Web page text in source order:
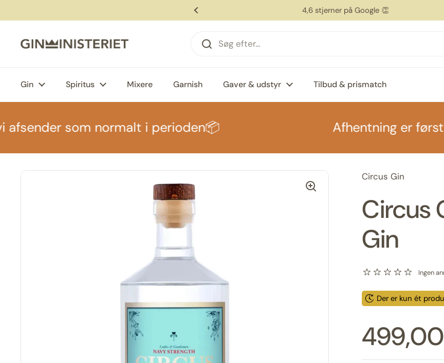
Forrige
4,6 stjerner på Google 👏
Gin Spiritus Mixere Garnish Gaver & udstyr Tilbud & prismatch
som normalt i perioden📦 Afhentning er først
Circus Gin
Circus
Gin
Ingen
Der er kun ét
Pris: